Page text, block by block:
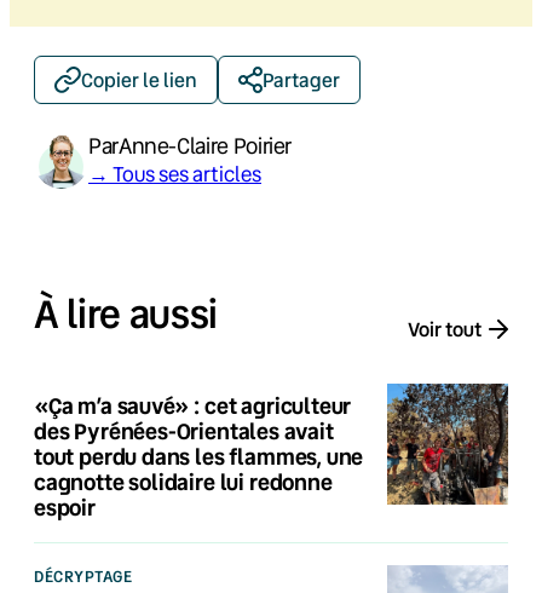
Copier le lien Partager
ParAnne-Claire Poirier
→ Tous ses articles
À lire aussi Voir tout
«Ça m’a sauvé» : cet agriculteur
des Pyrénées-Orientales avait
tout perdu dans les flammes, une
cagnotte solidaire lui redonne
espoir
DÉCRYPTAGE